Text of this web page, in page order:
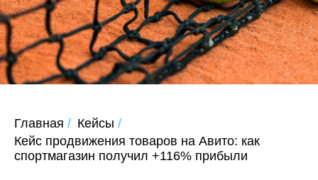
Главная / Кейсы /
Кейс продвижения товаров на Авито: как
спортмагазин получил +116% прибыли